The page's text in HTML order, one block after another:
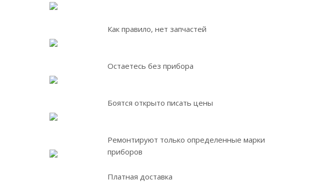
Как правило, нет запчастей
Остаетесь без прибора
Боятся открыто писать цены
Ремонтируют только определенные марки
приборов
Платная доставка